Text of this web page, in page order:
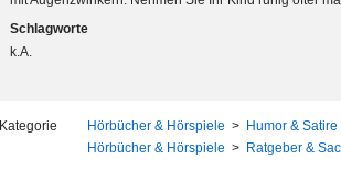
Schlagworte
k.A.
Kategorie Hörbücher & Hörspiele > Humor & Satire
Hörbücher & Hörspiele > Ratgeber &